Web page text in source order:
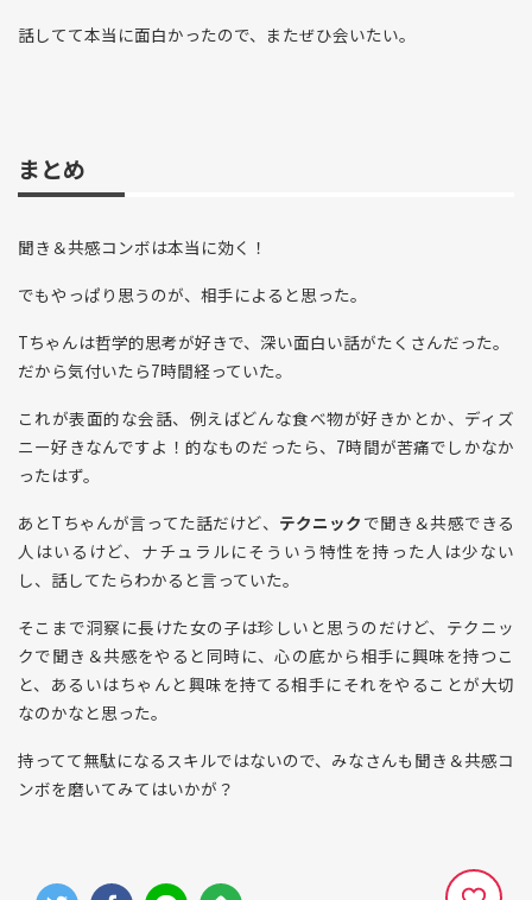
話してて本当に面白かったので、またぜひ会いたい。
まとめ
聞き＆共感コンボは本当に効く！
でもやっぱり思うのが、相手によると思った。
Tちゃんは哲学的思考が好きで、深い面白い話がたくさんだった。
だから気付いたら7時間経っていた。
これが表面的な会話、例えばどんな食べ物が好きかとか、ディズ
ニー好きなんですよ！的なものだったら、7時間が苦痛でしかなか
ったはず。
あとTちゃんが言ってた話だけど、 テクニック で聞き＆共感できる
人はいるけど、ナチュラルにそういう特性を持った人は少ない
し、話してたらわかると言っていた。
そこまで洞察に長けた女の子は珍しいと思うのだけど、テクニッ
クで聞き＆共感をやると同時に、心の底から相手に興味を持つこ
と、あるいはちゃんと興味を持てる相手にそれをやることが大切
なのかなと思った。
持ってて無駄になるスキルではないので、みなさんも聞き＆共感コ
ンボを磨いてみてはいかが？